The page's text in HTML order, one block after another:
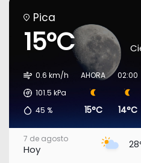
Pica
15°C
0.6 km/h
101.5 kPa
45 %
AHORA
15°C
02:00
14°C
7 de agosto
Hoy